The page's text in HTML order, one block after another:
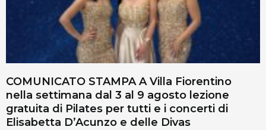
COMUNICATO STAMPA A Villa Fiorentino
nella settimana dal 3 al 9 agosto lezione
gratuita di Pilates per tutti e i concerti di
Elisabetta D’Acunzo e delle Divas